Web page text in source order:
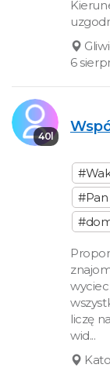
6
40l
liczę
wid...